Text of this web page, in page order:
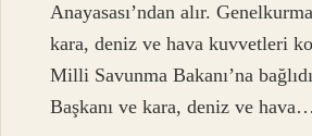
Anayasası’ndan alır.
kara, deniz ve hava kuvvetleri
Milli Savunma Bakanı’na
Başkanı ve kara, deniz ve hava…